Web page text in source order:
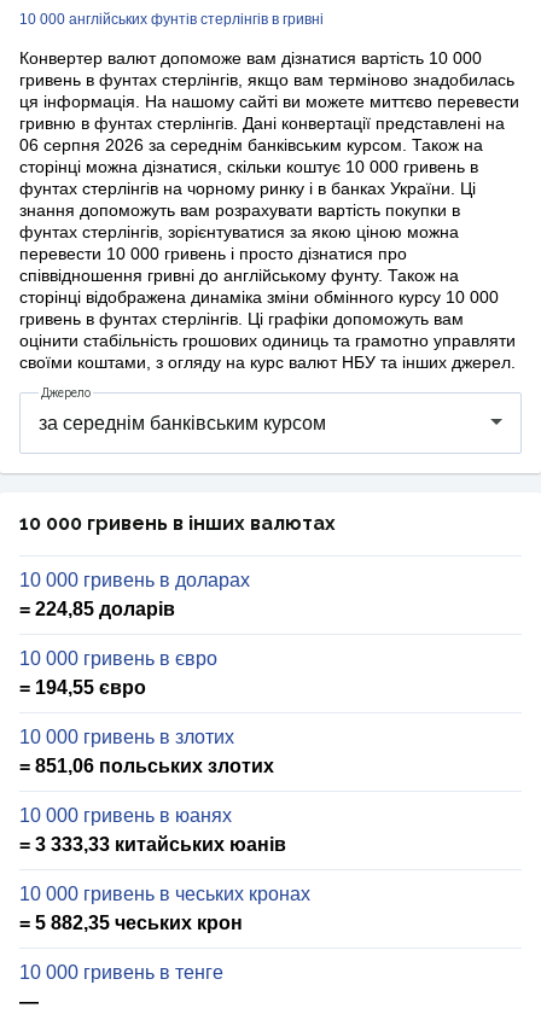
10 000 англійських фунтів стерлінгів в гривні
Конвертер валют допоможе вам дізнатися вартість 10 000
гривень в фунтах стерлінгів, якщо вам терміново знадобилась
ця інформація. На нашому сайті ви можете миттєво перевести
гривню в фунтах стерлінгів. Дані конвертації представлені на
06 серпня 2026 за середнім банківським курсом. Також на
сторінці можна дізнатися, скільки коштує 10 000 гривень в
фунтах стерлінгів на чорному ринку і в банках України. Ці
знання допоможуть вам розрахувати вартість покупки в
фунтах стерлінгів, зорієнтуватися за якою ціною можна
перевести 10 000 гривень і просто дізнатися про
співвідношення гривні до англійському фунту. Також на
сторінці відображена динаміка зміни обмінного курсу 10 000
гривень в фунтах стерлінгів. Ці графіки допоможуть вам
оцінити стабільність грошових одиниць та грамотно управляти
своїми коштами, з огляду на курс валют НБУ та інших джерел.
Джерело
10 000 гривень в інших валютах
10 000 гривень в доларах
= 224,85 доларів
10 000 гривень в євро
= 194,55 євро
10 000 гривень в злотих
= 851,06 польських злотих
10 000 гривень в юанях
= 3 333,33 китайських юанів
10 000 гривень в чеських кронах
= 5 882,35 чеських крон
10 000 гривень в тенге
—